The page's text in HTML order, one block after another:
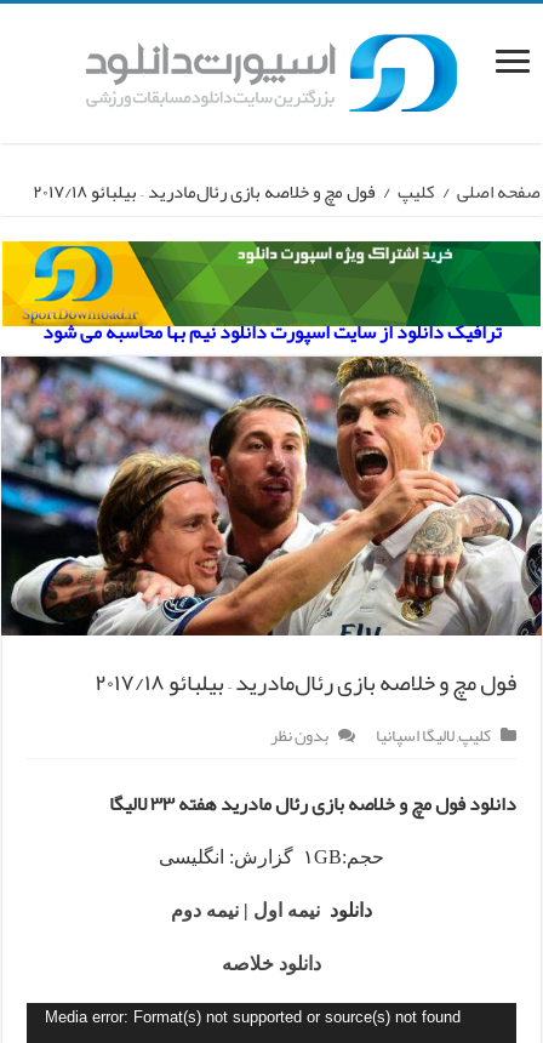
صفحه اصلی / کلیپ / فول مچ و خلاصه بازی رئال‌مادرید – بیلبائو ۲۰۱۷/۱۸
ترافیک دانلود از سایت اسپورت دانلود نیم بها محاسبه می شود
فول مچ و خلاصه بازی رئال‌مادرید – بیلبائو ۲۰۱۷/۱۸
کلیپ,لالیگا اسپانیا بدون نظر
دانلود فول مچ و خلاصه بازی رئال مادرید هفته ۳۳ لالیگا
حجم:۱GB گزارش: انگلیسی
دانلود نیمه اول | نیمه دوم
دانلود خلاصه
Media error: Format(s) not supported or source(s) not found